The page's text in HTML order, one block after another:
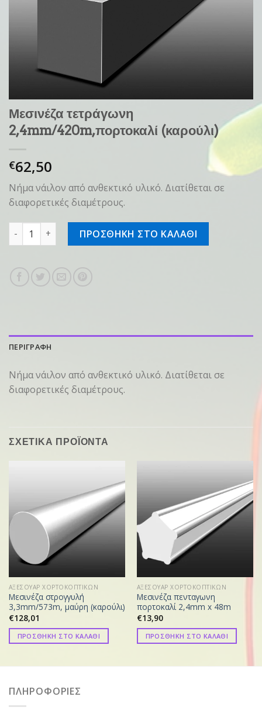
Μεσινέζα τετράγωνη
2,4mm/420m,πορτοκαλί (καρούλι)
€62,50
Νήμα νάιλον από ανθεκτικό υλικό. Διατίθεται σε
διαφορετικές διαμέτρους.
Μεσινέζα τετράγωνη 2,4mm/420m,πορτοκαλί (καρούλι)
ΠΡΟΣΘΗΚΗ ΣΤΟ ΚΑΛΑΘΙ
ΠΕΡΙΓΡΑΦΗ
Νήμα νάιλον από ανθεκτικό υλικό. Διατίθεται σε
διαφορετικές διαμέτρους.
ΣΧΕΤΙΚΑ ΠΡΟΪΟΝΤΑ
ΑΞΕΣΟΥΑΡ ΧΟΡΤΟΚΟΠΤΙΚΩΝ
Μεσινέζα στρογγυλή
3,3mm/573m, μαύρη (καρούλι)
€128,01
ΠΡΟΣΘΗΚΗ ΣΤΟ ΚΑΛΑΘΙ
ΑΞΕΣΟΥΑΡ ΧΟΡΤΟΚΟΠΤΙΚΩΝ
Μεσινέζα πενταγωνη
πορτοκαλί 2,4mm x 48m
€13,90
ΠΡΟΣΘΗΚΗ ΣΤΟ ΚΑΛΑΘΙ
ΠΛΗΡΟΦΟΡΙΕΣ